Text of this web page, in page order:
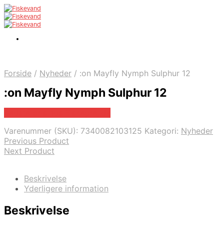
Forside / Nyheder / :on Mayfly Nymph Sulphur 12
:on Mayfly Nymph Sulphur 12
Varenummer (SKU): 7340082103125 Kategori: Nyheder
Previous Product
Next Product
Beskrivelse
Yderligere information
Beskrivelse